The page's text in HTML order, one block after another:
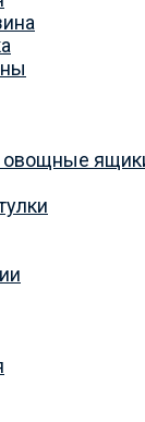
овощные